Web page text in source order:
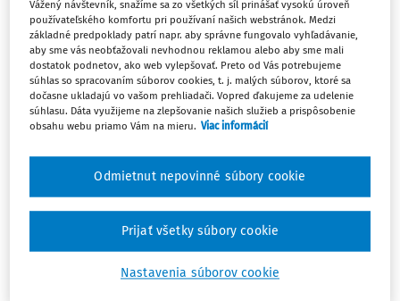
jazyku alebo následného odvysielania príspevku
v slovenskom jazyku. Rada pre vysielanie a retransmisiu
(RVR) následne začala voči sťažujúcej sa spoločnosti
správne konanie a 26. februára 2013 rozhodla, že
sťažujúca sa spoločnosť v tejto súvislosti porušila
povinnosť ustanovenú v § 16 ods. 3 písm. e) zákona č.
porušenie jej uložila pokutu vo výške 165 EUR. Rozhodnutie
RVR 21. mája 2014 potvrdil Najvyšší súd Slovenskej
republiky. Sťažujúca sa spoločnosť sa obrátila na Ústavný
súd Slovenskej republiky, ktorý 14. apríla 2015 jej ústavnú
sťažnosť odmietol. V sťažnosti podanej ESĽP sťažujúca sa
spoločnosť namietala porušenie svojho práva na
Vážený návštevník, snažíme sa zo všetkých síl prinášať vysokú úroveň
používateľského komfortu pri používaní našich webstránok. Medzi
základné predpoklady patrí napr. aby správne fungovalo vyhľadávanie,
aby sme vás neobťažovali nevhodnou reklamou alebo aby sme mali
dostatok podnetov, ako web vylepšovať. Preto od Vás potrebujeme
súhlas so spracovaním súborov cookies, t. j. malých súborov, ktoré sa
dočasne ukladajú vo vašom prehliadači. Vopred ďakujeme za udelenie
súhlasu. Dáta využijeme na zlepšovanie našich služieb a prispôsobenie
obsahu webu priamo Vám na mieru. Viac informácií
Nastavenia súborov cookie
Odmietnut nepovinné súbory cookie
Prijať všetky súbory cookie